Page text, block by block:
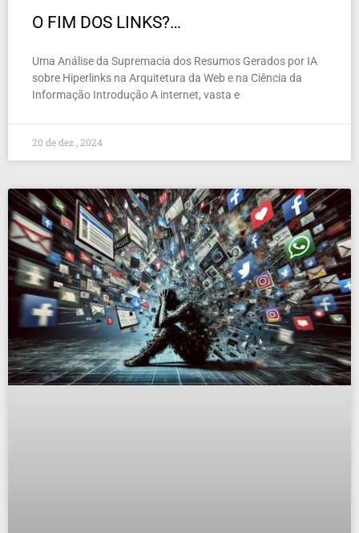
O FIM DOS LINKS?…
Uma Análise da Supremacia dos Resumos Gerados por IA
sobre Hiperlinks na Arquitetura da Web e na Ciência da
Informação Introdução A internet, vasta e
20 de dez , 2024